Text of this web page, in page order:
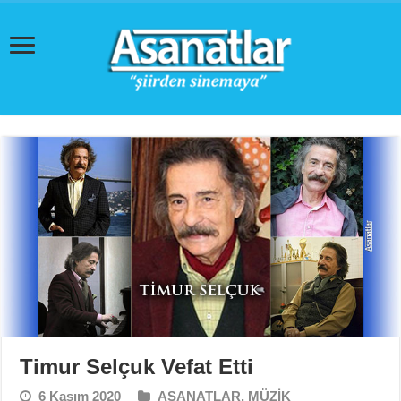
Timur Selçuk Vefat Etti
6 Kasım 2020 ASANATLAR, MÜZİK